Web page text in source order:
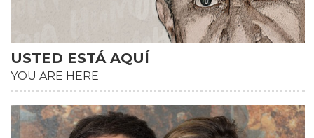
USTED ESTÁ AQUÍ
YOU ARE HERE